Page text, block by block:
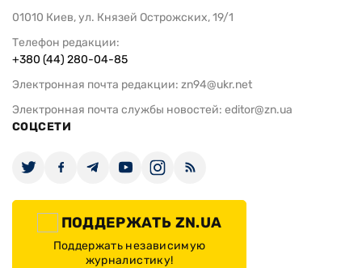
01010 Киев, ул. Князей Острожских, 19/1
Телефон редакции:
+380 (44) 280-04-85
Электронная почта редакции: zn94@ukr.net
Электронная почта службы новостей: editor@zn.ua
СОЦСЕТИ
ПОДДЕРЖАТЬ ZN.UA
Поддержать независимую
журналистику!